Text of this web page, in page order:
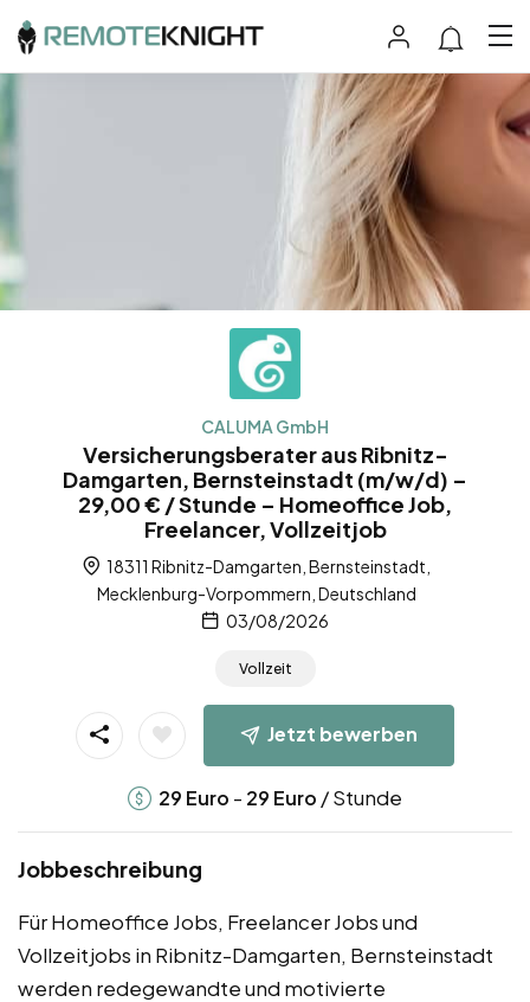
CALUMA GmbH
Versicherungsberater aus Ribnitz-
Damgarten, Bernsteinstadt (m/w/d) –
29,00 € / Stunde – Homeoffice Job,
Freelancer, Vollzeitjob
18311 Ribnitz-Damgarten, Bernsteinstadt,
Mecklenburg-Vorpommern, Deutschland
03/08/2026
Vollzeit
Jetzt bewerben
29 Euro - 29 Euro / Stunde
Jobbeschreibung
Für Homeoffice Jobs, Freelancer Jobs und
Vollzeitjobs in Ribnitz-Damgarten, Bernsteinstadt
werden redegewandte und motivierte